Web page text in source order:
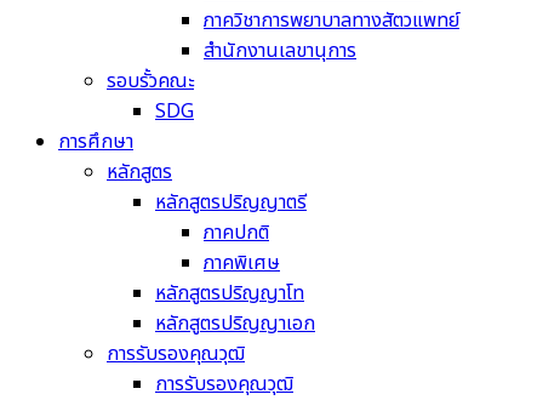
ภาควิชาการพยาบาลทางสัตวแพทย์
สำนักงานเลขานุการ
รอบรั้วคณะ
SDG
การศึกษา
หลักสูตร
หลักสูตรปริญญาตรี
ภาคปกติ
ภาคพิเศษ
หลักสูตรปริญญาโท
หลักสูตรปริญญาเอก
การรับรองคุณวุฒิ
การรับรองคุณวุฒิ